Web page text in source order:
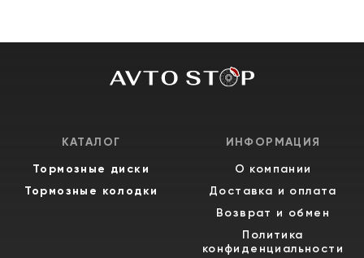
КАТАЛОГ
Тормозные диски
Тормозные колодки
ИНФОРМАЦИЯ
О компании
Доставка и оплата
Возврат и обмен
Политика
конфиденциальности